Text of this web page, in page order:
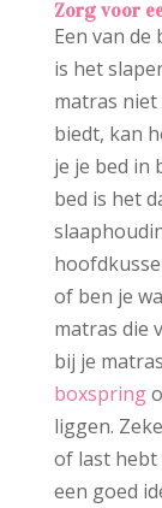
Zorg voor
Een van
is het
matras
biedt, kan
je je bed in
bed is het
of ben je
matras die
bij je
boxspring
liggen.
of last hebt
een goed